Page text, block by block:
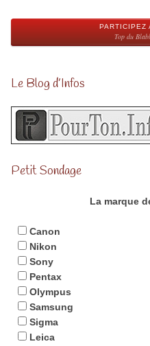
PARTICIPEZ
Top du
Le Blog d’Infos
Petit Sondage
La marque
Canon
Nikon
Sony
Pentax
Olympus
Samsung
Sigma
Leica